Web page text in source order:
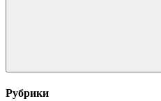
Рубрики